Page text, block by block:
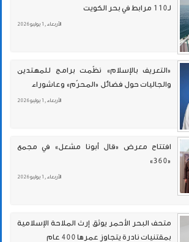
لـ110 مرابط في بحر الكويت
الأربعاء , 1 يوليو 2026
«التعريف بالإسلام» نظّمت برامج للمهتدين
والجاليات حول فضائل «المحرّم» وعاشوراء
الأربعاء , 1 يوليو 2026
افتتاح معرض «قال أبونا مشعل» في مجمع
«360»
الأربعاء , 1 يوليو 2026
متحف البحر الأحمر يوثق إرث الملاحة الإسلامية
بمقتنيات نادرة يتجاوز عمرها 400 عام